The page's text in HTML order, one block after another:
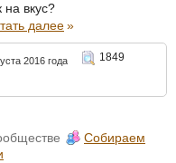
на вкус?
далее»
2016 года
1849
Собираем